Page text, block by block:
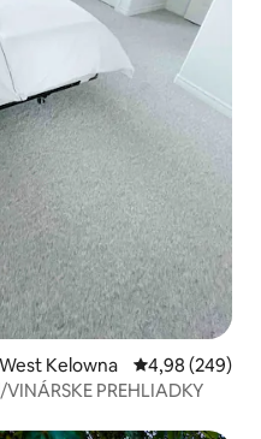
Kelowna Priemerné
4,98 (249)
PREHLIADKY